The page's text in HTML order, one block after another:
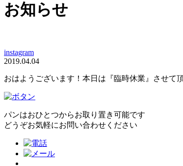
お知らせ
instagram
2019.04.04
おはようございます！本日は『臨時休業』させて
パンはおひとつからお取り置き可能です
どうぞお気軽にお問い合わせください